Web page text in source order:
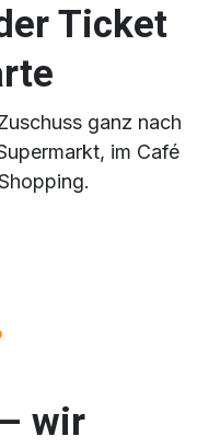
Ticket
ganz nach
im Café
wir